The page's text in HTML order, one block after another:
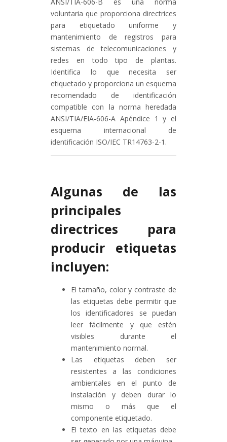
voluntaria que proporciona directrices
para etiquetado uniforme y
mantenimiento de registros para
sistemas de telecomunicaciones y
redes en todo tipo de plantas.
Identifica lo que necesita ser
etiquetado y proporciona un esquema
recomendado de identificación
compatible con la norma heredada
ANSI/TIA/EIA-606-A Apéndice 1 y el
esquema internacional de
identificación ISO/IEC TR14763-2-1.
Algunas de las
principales
directrices para
producir etiquetas
incluyen:
El tamaño, color y contraste de
las etiquetas debe permitir que
los identificadores se puedan
leer fácilmente y que estén
visibles durante el
mantenimiento normal.
Las etiquetas deben ser
resistentes a las condiciones
ambientales en el punto de
instalación y deben durar lo
mismo o más que el
componente etiquetado.
El texto en las etiquetas debe